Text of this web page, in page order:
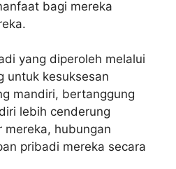
bagi mereka
yang diperoleh melalui
untuk kesuksesan
mandiri, bertanggung
lebih cenderung
mereka, hubungan
pribadi mereka secara